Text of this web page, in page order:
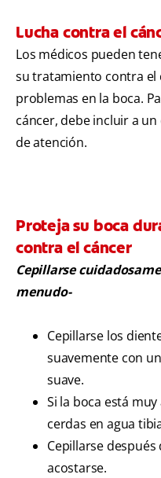
Lucha contra el
Los médicos pueden
su tratamiento contra el
problemas en la boca.
cáncer, debe incluir a
de atención.
Proteja su boca
contra el cáncer
Cepillarse
menudo-
Cepillarse los
suavemente con
suave.
Si la boca está
cerdas en agua
Cepillarse después
acostarse.